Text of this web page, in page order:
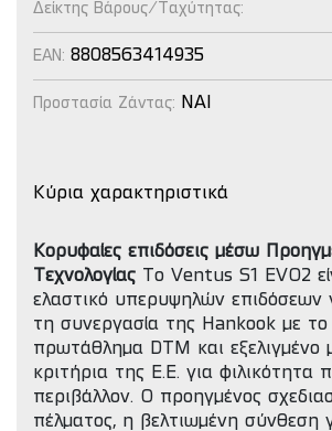
Δείκτης Βάρους/Ταχύτητας:
EAN: 8808563414935
Προστασία Ζάντας: NAI
Κύρια χαρακτηριστικά
Κορυφαίες επιδόσεις μέσω
Τεχνολογίας Το Ventus S1 EVO2
ελαστικό υπερυψηλών επιδόσεων
τη συνεργασία της Hankook με το
πρωτάθλημα DTM και εξελιγμένο
κριτήρια της Ε.Ε. για φιλικότητα
περιβάλλον. Ο προηγμένος
πέλματος, η βελτιωμένη σύνθεση